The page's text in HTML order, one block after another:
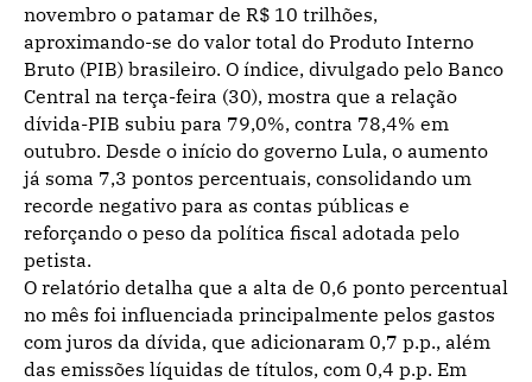
novembro o patamar de R$ 10 trilhões,
aproximando-se do valor total do Produto Interno
Bruto (PIB) brasileiro. O índice, divulgado pelo Banco
Central na terça-feira (30), mostra que a relação
dívida-PIB subiu para 79,0%, contra 78,4% em
outubro. Desde o início do governo Lula, o aumento
já soma 7,3 pontos percentuais, consolidando um
recorde negativo para as contas públicas e
reforçando o peso da política fiscal adotada pelo
petista.
O relatório detalha que a alta de 0,6 ponto percentual
no mês foi influenciada principalmente pelos gastos
com juros da dívida, que adicionaram 0,7 p.p., além
das emissões líquidas de títulos, com 0,4 p.p. Em